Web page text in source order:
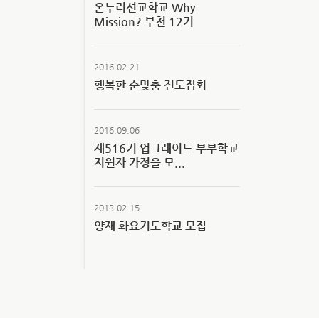
온누리선교학교 Why
Mission? 부천 12기
2016.02.21
행복한 순맞춤 전도집회
2016.09.06
제516기 업그레이드 부부학교
지원자 가정을 모...
2013.02.15
양재 화요기도학교 모집